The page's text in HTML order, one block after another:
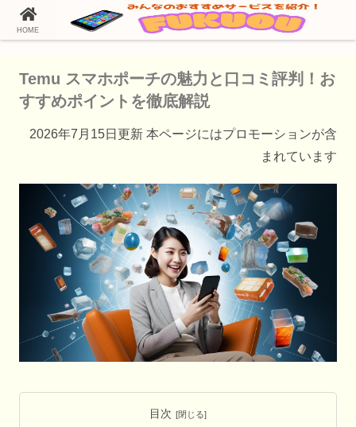
ホーム Temu（テム）の通販情報
Temu スマホポーチの魅力と口コミ評判！お
すすめポイントを徹底解説
2026年7月15日更新 本ページにはプロモーションが含
まれています
目次
HOME